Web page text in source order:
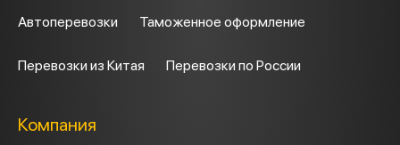
Автоперевозки Таможенное оформление
Перевозки из Китая Перевозки по России
Компания